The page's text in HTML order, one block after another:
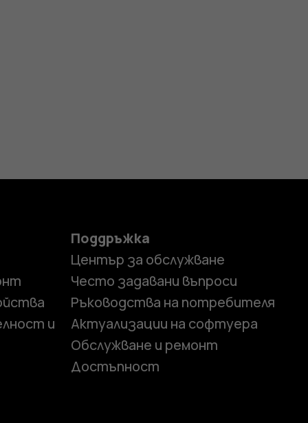
и
Поддръжка
Център за обслужване
Често задавани въпроси
Ръководства на потребителя
Актуализации на софтуера
Обслужване и ремонт
Достъпност